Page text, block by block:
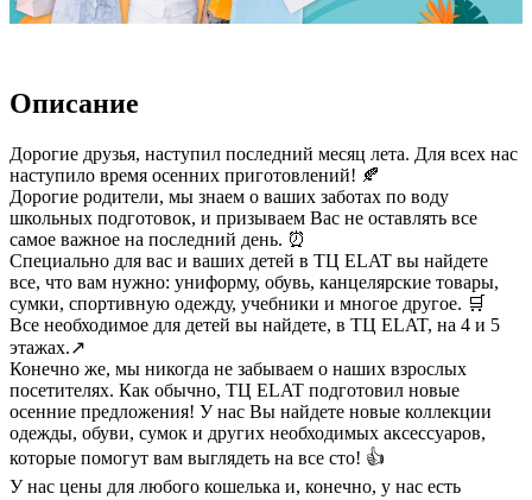
Описание
Дорогие друзья, наступил последний месяц лета. Для всех нас
наступило время осенних приготовлений! 🍂
Дорогие родители, мы знаем о ваших заботах по воду
школьных подготовок, и призываем Вас не оставлять все
самое важное на последний день. ⏰
Специально для вас и ваших детей в ТЦ ELAT вы найдете
все, что вам нужно: униформу, обувь, канцелярские товары,
сумки, спортивную одежду, учебники и многое другое. 🛒
Все необходимое для детей вы найдете, в ТЦ ELAT, на 4 и 5
этажах.↗
Конечно же, мы никогда не забываем о наших взрослых
посетителях. Как обычно, ТЦ ELAT подготовил новые
осенние предложения! У нас Вы найдете новые коллекции
одежды, обуви, сумок и других необходимых аксессуаров,
которые помогут вам выглядеть на все сто! 👍
У нас цены для любого кошелька и, конечно, у нас есть